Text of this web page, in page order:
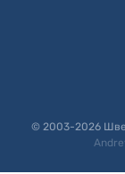
© 2003-2026